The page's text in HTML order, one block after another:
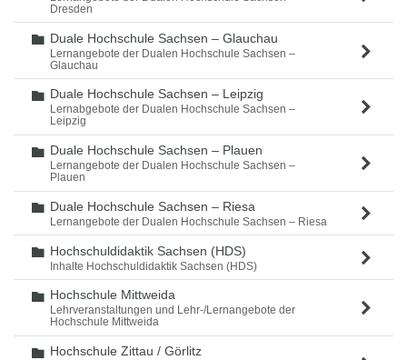
Dresden
Ordner
Duale Hochschule Sachsen – Glauchau
Lernangebote der Dualen Hochschule Sachsen –
Glauchau
Ordner
Duale Hochschule Sachsen – Leipzig
Lernabgebote der Dualen Hochschule Sachsen –
Leipzig
Ordner
Duale Hochschule Sachsen – Plauen
Lernangebote der Dualen Hochschule Sachsen –
Plauen
Ordner
Duale Hochschule Sachsen – Riesa
Lernangebote der Dualen Hochschule Sachsen – Riesa
Ordner
Hochschuldidaktik Sachsen (HDS)
Inhalte Hochschuldidaktik Sachsen (HDS)
Ordner
Hochschule Mittweida
Lehrveranstaltungen und Lehr-/Lernangebote der
Hochschule Mittweida
Ordner
Hochschule Zittau / Görlitz